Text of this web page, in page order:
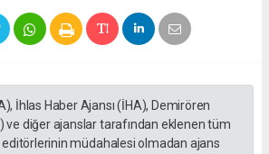
İhlas Haber Ajansı (İHA), Demirören
ve diğer ajanslar tarafından eklenen tüm
müdahalesi olmadan ajans